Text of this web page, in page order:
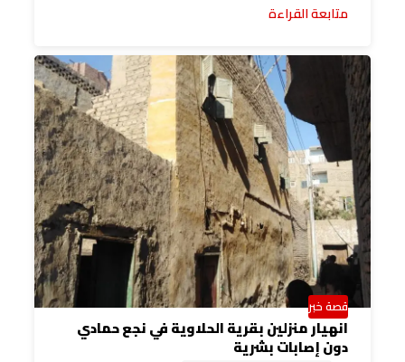
متابعة القراءة
قصة خبر
انهيار منزلين بقرية الحلاوية في نجع حمادي
دون إصابات بشرية